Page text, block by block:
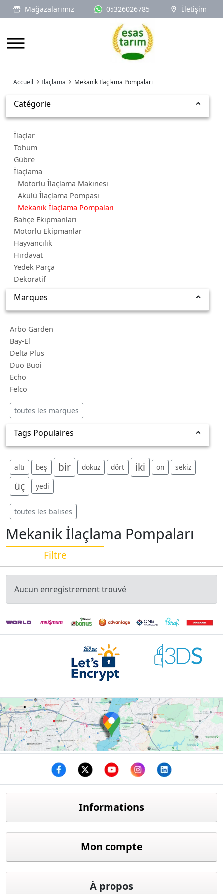
Mağazalarımız 05326026785 İletişim
Logo
Accueil İlaçlama Mekanik İlaçlama Pompaları
Catégorie
İlaçlar
Tohum
Gübre
İlaçlama
Motorlu İlaçlama Makinesi
Akülü İlaçlama Pompası
Mekanik İlaçlama Pompaları
Bahçe Ekipmanları
Motorlu Ekipmanlar
Hayvancılık
Hırdavat
Yedek Parça
Dekoratif
Marques
Arbo Garden
Bay-El
Delta Plus
Duo Buoi
Echo
Felco
toutes les marques
Tags Populaires
altı beş bir dokuz dört iki on sekiz
üç yedi
toutes les balises
Mekanik İlaçlama Pompaları
Filtre
Aucun enregistrement trouvé
Informations
Mon compte
À propos